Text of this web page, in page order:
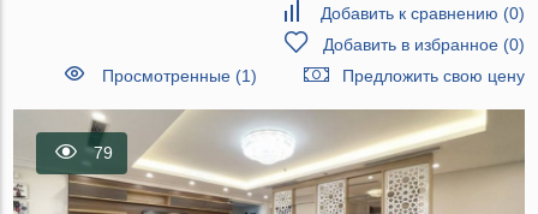
Добавить к сравнению (0)
Добавить в избранное(0)
Просмотренные (1)
Предложить свою цену
79